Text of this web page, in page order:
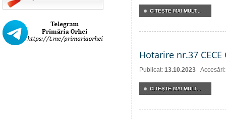
CITEŞTE MAI MULT...
Hotarire nr.37
Publicat: 13.10.2023
CITEŞTE MAI MULT...